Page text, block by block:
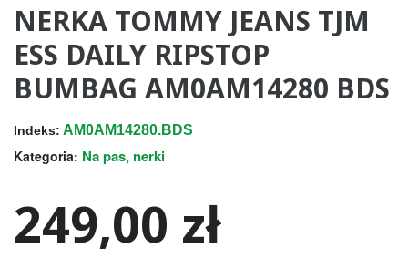
NERKA TOMMY JEANS TJM
ESS DAILY RIPSTOP
BUMBAG AM0AM14280 BDS
Indeks: AM0AM14280.BDS
Kategoria: Na pas, nerki
249,00 zł